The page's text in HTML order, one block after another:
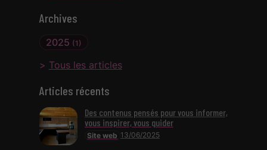
Archives
2025 (1)
Tous les articles
Articles récents
Site web 13/06/2025
Des contenus pensés pour vous informer,
vous inspirer, vous guider